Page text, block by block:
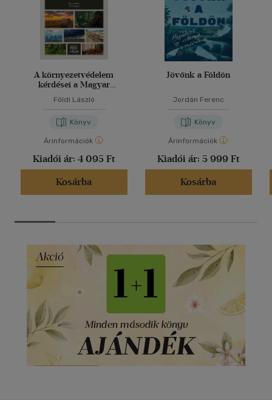
A környezetvédelem
kérdései a Magyar
Földi László
Könyv
Árinformációk
Kiadói ár: 4 095 Ft
Kosárba
Jövőnk a Földön
Jordán Ferenc
Könyv
Árinformációk
Kiadói ár: 5 999 Ft
Kosárba